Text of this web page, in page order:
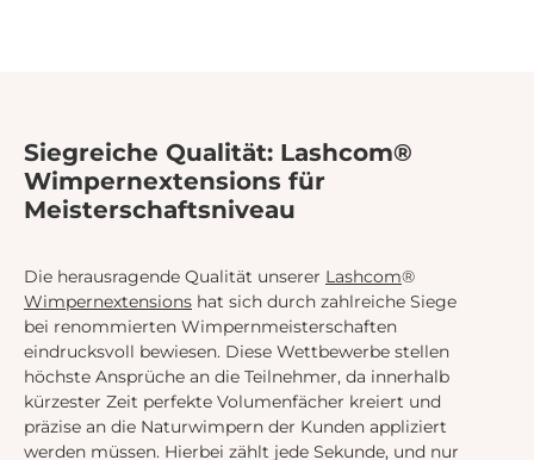
Siegreiche Qualität: Lashcom®
Wimpernextensions für
Meisterschaftsniveau
Die herausragende Qualität unserer Lashcom®
Wimpernextensions hat sich durch zahlreiche Siege
bei renommierten Wimpernmeisterschaften
eindrucksvoll bewiesen. Diese Wettbewerbe stellen
höchste Ansprüche an die Teilnehmer, da innerhalb
kürzester Zeit perfekte Volumenfächer kreiert und
präzise an die Naturwimpern der Kunden appliziert
werden müssen. Hierbei zählt jede Sekunde, und nur